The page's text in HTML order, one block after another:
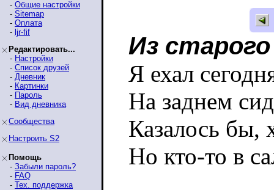
- Общие настройки
- Sitemap
- Оплата
- ljr-fif
Редактировать...
- Настройки
- Список друзей
- Дневник
- Картинки
- Пароль
- Вид дневника
Сообщества
Настроить S2
Помощь
- Забыли пароль?
- FAQ
- Тех. поддержка
Из старого
Я ехал
На заднем
Казалось бы,
Но кто-то в